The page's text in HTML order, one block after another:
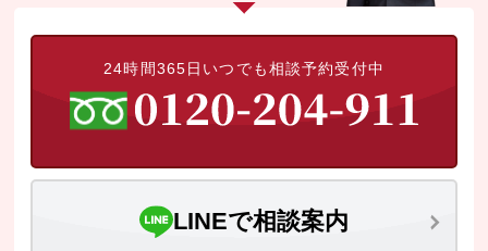
24時間365日いつでも相談予約受付中
LINEで相談案内